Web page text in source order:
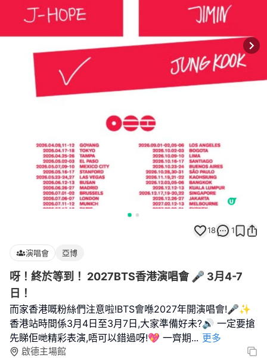
18 1
演唱會 亞博
呀！終於等到！ 2027BTS香港演唱會 🎤 3月4-7
日！
而家香港嘅粉絲們注意啦!BTS會喺2027年開演唱會!🎤✨
香港站時間係3月4日至3月7日,大家準備好未?🔊 一定要搶
先睇佢哋精彩表演,唔可以錯過呀!💖 一齊期... 更多
啟德主場館